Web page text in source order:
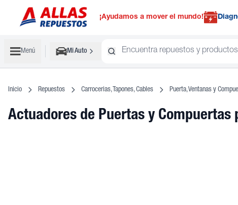
¡Ayudamos a mover el mundo!
Menú Mi Auto
Inicio Repuestos Carrocerias, Tapones, Cables Puerta, Ventanas y
Actuadores de Puertas y Compuertas